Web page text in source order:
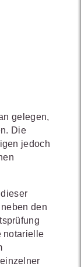
gelegen,
Die
jedoch
den
notarielle